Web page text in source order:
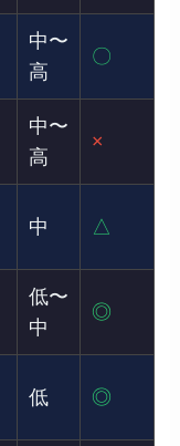
中〜
高
〇
中〜
高
×
中 △
低〜
中
◎
低 ◎